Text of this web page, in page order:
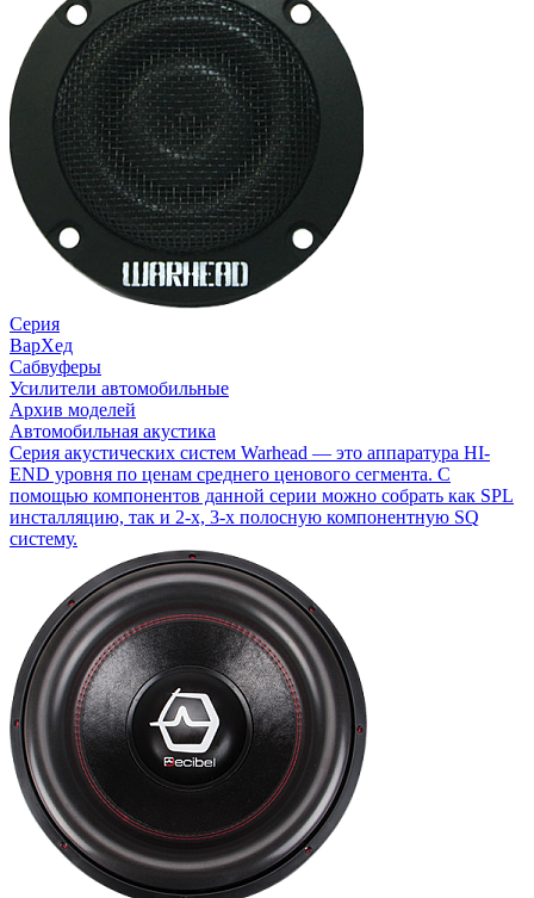
Серия
ВарХед
Сабвуферы
Усилители автомобильные
Архив моделей
Автомобильная акустика
Серия акустических систем Warhead — это аппаратура HI-
END уровня по ценам среднего ценового сегмента. С
помощью компонентов данной серии можно собрать как SPL
инсталляцию, так и 2-х, 3-х полосную компонентную SQ
систему.